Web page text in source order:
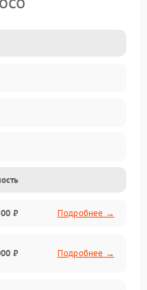
₽ Подробнее →
₽ Подробнее →